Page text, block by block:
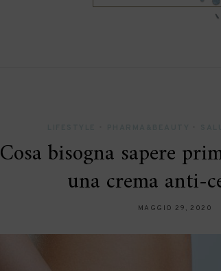
Cosa bisogna sapere
una crema anti-
MAGGIO 29, 2020